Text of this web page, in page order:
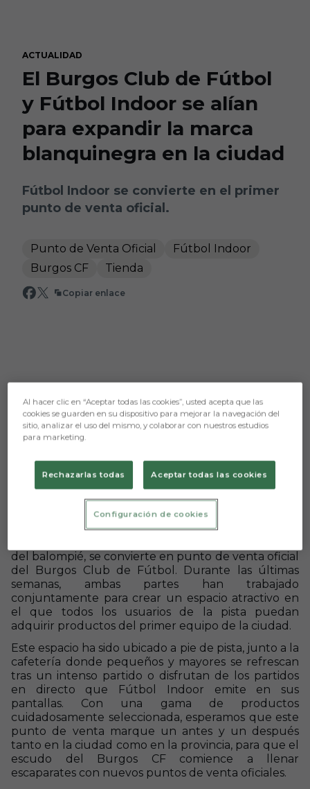
ACTUALIDAD
El Burgos Club de Fútbol
y Fútbol Indoor se alían
para expandir la marca
blanquinegra en la ciudad
Fútbol Indoor se convierte en el primer
punto de venta oficial.
Punto de Venta Oficial
Fútbol Indoor
Burgos CF
Tienda
Copiar enlace
Aún no hay reacciones. ¡Sé el primero!
La moderna instalación burgalesa, muy
del balompié, se convierte en punto de venta oficial
del Burgos Club de Fútbol. Durante las últimas
semanas, ambas partes han trabajado
conjuntamente para crear un espacio atractivo en
el que todos los usuarios de la pista puedan
adquirir productos del primer equipo de la ciudad.
Este espacio ha sido ubicado a pie de pista, junto a la
cafetería donde pequeños y mayores se refrescan
tras un intenso partido o disfrutan de los partidos
en directo que Fútbol Indoor emite en sus
pantallas. Con una gama de productos
cuidadosamente seleccionada, esperamos que este
punto de venta marque un antes y un después
tanto en la ciudad como en la provincia, para que el
escudo del Burgos CF comience a llenar
escaparates con nuevos puntos de venta oficiales.
Al hacer clic en “Aceptar todas las cookies”, usted acepta que las
cookies se guarden en su dispositivo para mejorar la navegación del
sitio, analizar el uso del mismo, y colaborar con nuestros estudios
para marketing.
Rechazarlas todas Aceptar todas las cookies
Configuración de cookies